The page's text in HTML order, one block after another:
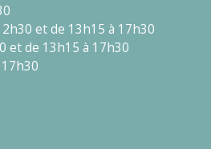
et de 13h15 à 17h30
et de 13h15 à 17h30